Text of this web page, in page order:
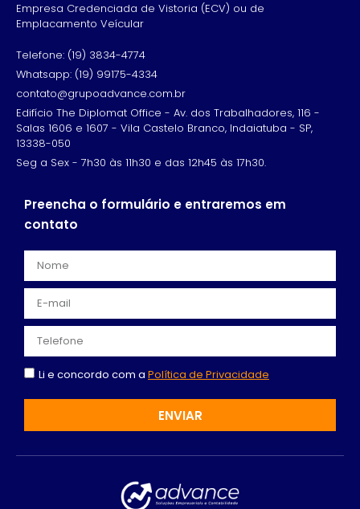
Empresa Credenciada de Vistoria (ECV) ou de
Emplacamento Veícular
Telefone: (19) 3834-4774
Whatsapp: (19) 99175-4334
contato@grupoadvance.com.br
Edifício The Diplomat Office - Av. dos Trabalhadores, 116 -
Salas 1606 e 1607 - Vila Castelo Branco, Indaiatuba - SP,
13338-050
Seg a Sex - 7h30 às 11h30 e das 12h45 às 17h30.
Preencha o formulário e entraremos em
contato
Li e concordo com a Política de Privacidade
ENVIAR